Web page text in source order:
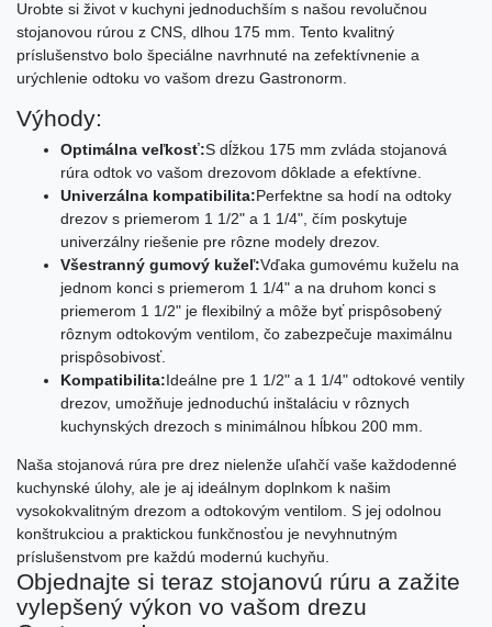
Urobte si život v kuchyni jednoduchším s našou revolučnou
stojanovou rúrou z CNS, dlhou 175 mm. Tento kvalitný
príslušenstvo bolo špeciálne navrhnuté na zefektívnenie a
urýchlenie odtoku vo vašom drezu Gastronorm.
Výhody:
Optimálna veľkosť:S dĺžkou 175 mm zvláda stojanová
rúra odtok vo vašom drezovom dôklade a efektívne.
Univerzálna kompatibilita:Perfektne sa hodí na odtoky
drezov s priemerom 1 1/2" a 1 1/4", čím poskytuje
univerzálny riešenie pre rôzne modely drezov.
Všestranný gumový kužeľ:Vďaka gumovému kuželu na
jednom konci s priemerom 1 1/4" a na druhom konci s
priemerom 1 1/2" je flexibilný a môže byť prispôsobený
rôznym odtokovým ventilom, čo zabezpečuje maximálnu
prispôsobivosť.
Kompatibilita:Ideálne pre 1 1/2" a 1 1/4" odtokové ventily
drezov, umožňuje jednoduchú inštaláciu v rôznych
kuchynských drezoch s minimálnou hĺbkou 200 mm.
Naša stojanová rúra pre drez nielenže uľahčí vaše každodenné
kuchynské úlohy, ale je aj ideálnym doplnkom k našim
vysokokvalitným drezom a odtokovým ventilom. S jej odolnou
konštrukciou a praktickou funkčnosťou je nevyhnutným
príslušenstvom pre každú modernú kuchyňu.
Objednajte si teraz stojanovú rúru a zažite
vylepšený výkon vo vašom drezu